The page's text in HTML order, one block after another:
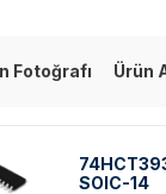
Fotoğrafı Ürün
SOIC-14